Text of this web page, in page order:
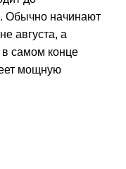
Обычно начинают
августа, а
в самом конце
мощную